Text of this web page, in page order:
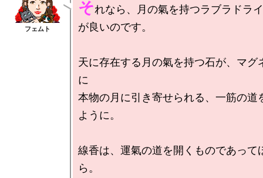
それなら、月の氣を持つラブラドラ
が良いのです。
天に存在する月の氣を持つ石が、マグ
に
本物の月に引き寄せられる、一筋の道
ように。
線香は、運氣の道を開くものであって